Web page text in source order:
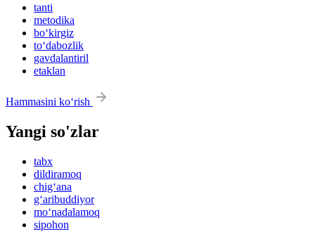
tanti
metodika
bo‘kirgiz
to‘dabozlik
gavdalantiril
etaklan
Hammasini ko‘rish
Yangi so'zlar
tabx
dildiramoq
chig‘ana
g‘aribuddiyor
mo‘nadalamoq
sipohon